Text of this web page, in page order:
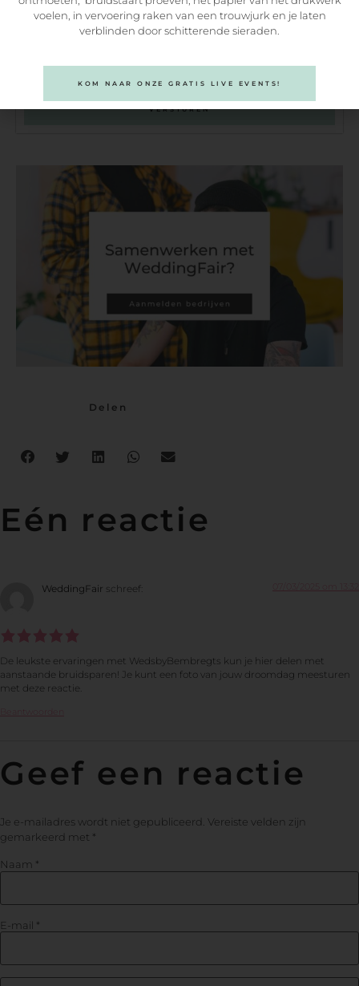
VERSTUREN
Delen
Eén reactie
WeddingFair schreef:
De leukste ervaringen met WedsbyBembregts kun je hier delen met
aanstaande bruidsparen! Je kunt een foto van jouw droomdag meesturen
met deze reactie.
Beantwoorden
Geef een reactie
Je e-mailadres wordt niet gepubliceerd. Vereiste velden zijn
gemarkeerd met *
Naam *
E-mail *
voelen, in vervoering raken van een trouwjurk en je laten
verblinden door schitterende sieraden.
KOM NAAR ONZE GRATIS LIVE EVENTS!